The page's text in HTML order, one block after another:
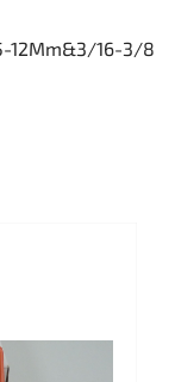
12Mm&3/16-3/8